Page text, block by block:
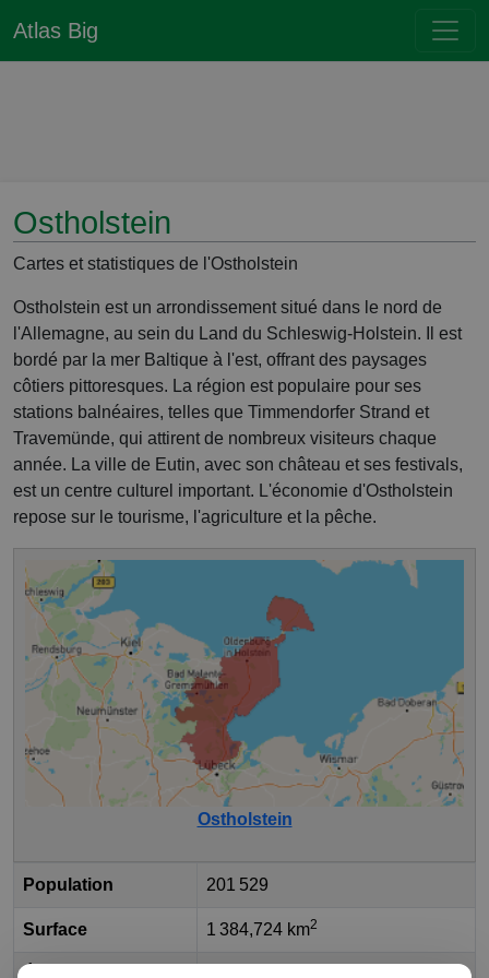
Atlas Big
Ostholstein
Cartes et statistiques de l'Ostholstein
Ostholstein est un arrondissement situé dans le nord de
l'Allemagne, au sein du Land du Schleswig-Holstein. Il est
bordé par la mer Baltique à l'est, offrant des paysages
côtiers pittoresques. La région est populaire pour ses
stations balnéaires, telles que Timmendorfer Strand et
Travemünde, qui attirent de nombreux visiteurs chaque
année. La ville de Eutin, avec son château et ses festivals,
est un centre culturel important. L'économie d'Ostholstein
repose sur le tourisme, l'agriculture et la pêche.
Ostholstein
Population 201 529
Surface 1 384,724 km2